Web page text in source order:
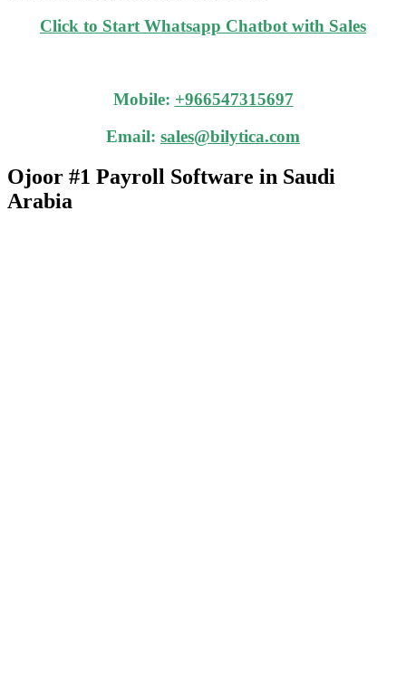
Click to Start Whatsapp Chatbot with Sales
Mobile: +966547315697
Email: sales@bilytica.com
Ojoor #1 Payroll Software in Saudi
Arabia